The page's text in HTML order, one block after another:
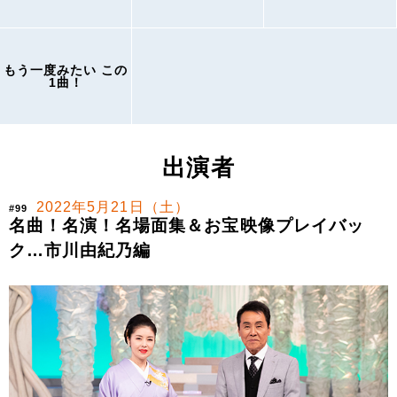
もう一度みたい この
1曲！
出演者
#99 2022年5月21日（土）
名曲！名演！名場面集＆お宝映像プレイバッ
ク…市川由紀乃編